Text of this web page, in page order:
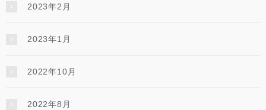
2023年2月
2023年1月
2022年10月
2022年8月